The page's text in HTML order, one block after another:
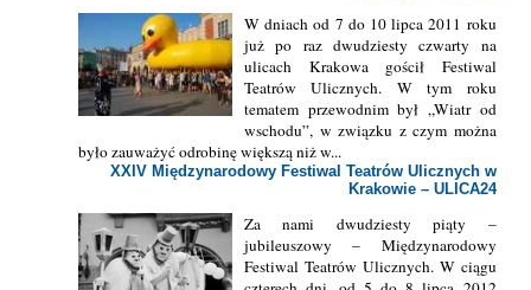
W dniach od 7 do 10 lipca 2011 roku
już po raz dwudziesty czwarty na
ulicach Krakowa gościł Festiwal
Teatrów Ulicznych. W tym roku
tematem przewodnim był „Wiatr od
wschodu”, w związku z czym można
było zauważyć odrobinę większą niż w...
XXIV Międzynarodowy Festiwal Teatrów Ulicznych w
Krakowie – ULICA24
Za nami dwudziesty piąty –
jubileuszowy – Międzynarodowy
Festiwal Teatrów Ulicznych. W ciągu